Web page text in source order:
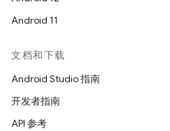
Android 11
文档和下载
Android Studio 指南
开发者指南
API 参考